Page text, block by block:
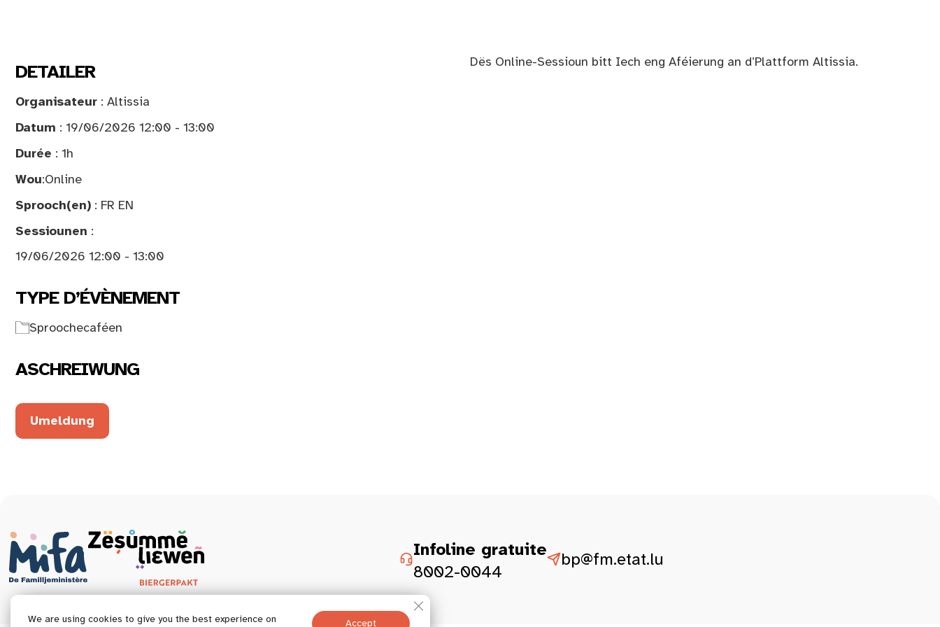
DETAILER
Organisateur : Altissia
Datum : 19/06/2026 12:00 - 13:00
Durée : 1h
Wou:Online
Sprooch(en) : FR EN
Sessiounen :
19/06/2026 12:00 - 13:00
TYPE D’ÉVÈNEMENT
Sproochecaféen
ASCHREIWUNG
Umeldung
Dës Online-Sessioun bitt Iech eng Aféierung an d’Plattform Altissia.
Infoline gratuite
8002-0044
bp@fm.etat.lu
We are using cookies to give you the best experience on
Accept
Close GDPR Cookie Banner